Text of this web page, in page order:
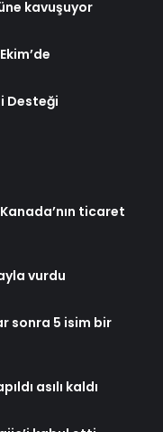
kavuşuyor
Desteği
ticaret
vurdu
sonra 5 isim bir
asılı kaldı